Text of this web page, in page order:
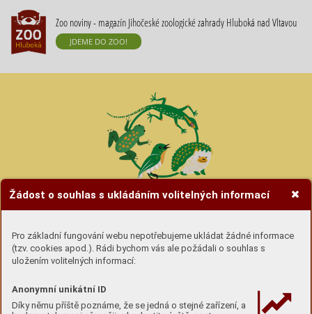
Žádost o souhlas s ukládáním volitelných informací
Pro základní fungování webu nepotřebujeme ukládat žádné informace
(tzv. cookies apod.). Rádi bychom vás ale požádali o souhlas s
uložením volitelných informací:
Anonymní unikátní ID
Díky němu příště poznáme, že se jedná o stejné zařízení, a
Zoo noviny - magazín Jihočeské zoologické zahrady Hluboká nad Vltavou
JDEME DO ZOO!
Hravé úkoly se zvířátky
Úkoly si buďstáhni (pdf) a vytiskninebo si lámej